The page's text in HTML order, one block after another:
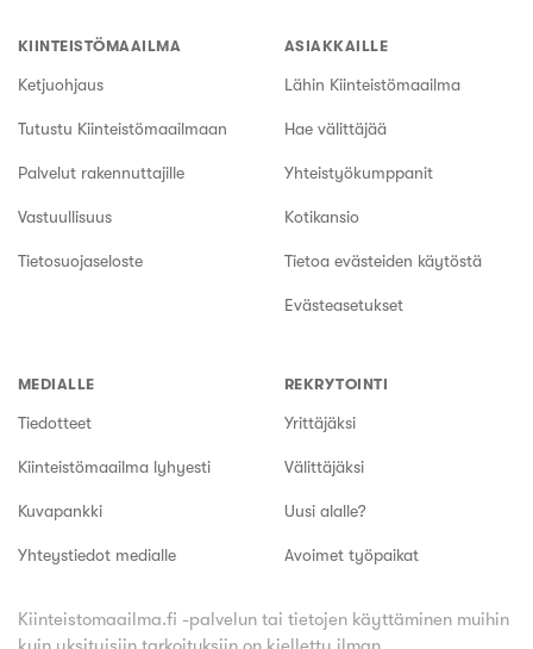
KIINTEISTÖMAAILMA
Ketjuohjaus
Tutustu Kiinteistömaailmaan
Palvelut rakennuttajille
Vastuullisuus
Tietosuojaseloste
ASIAKKAILLE
Lähin Kiinteistömaailma
Hae välittäjää
Yhteistyökumppanit
Kotikansio
Tietoa evästeiden käytöstä
Evästeasetukset
MEDIALLE
Tiedotteet
Kiinteistömaailma lyhyesti
Kuvapankki
Yhteystiedot medialle
REKRYTOINTI
Yrittäjäksi
Välittäjäksi
Uusi alalle?
Avoimet työpaikat
Kiinteistomaailma.fi -palvelun tai tietojen käyttäminen muihin